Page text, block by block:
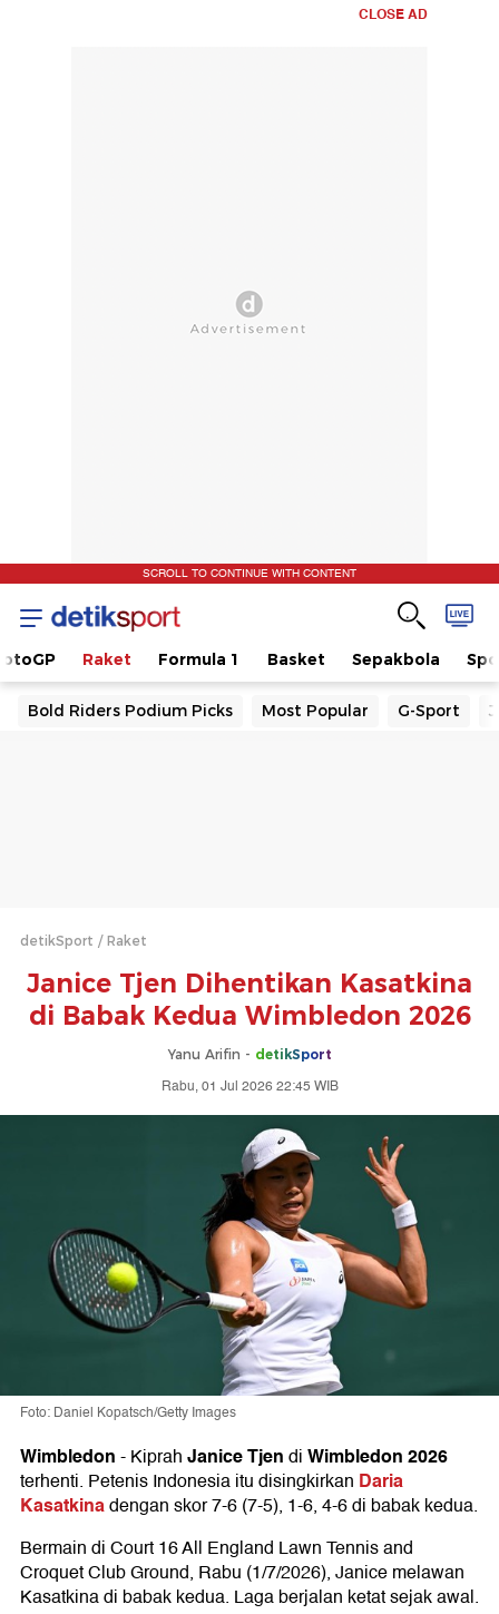
CLOSE AD
SCROLL TO CONTINUE WITH CONTENT
Raket Formula 1 Basket Sepakbola
Bold Riders Podium Picks Most Popular G-Sport
detikSport Raket
Janice Tjen Dihentikan Kasatkina
di Babak Kedua Wimbledon 2026
Yanu Arifin - detikSport
Rabu, 01 Jul 2026 22:45 WIB
Foto: Daniel Kopatsch/Getty Images
Wimbledon-KiprahJanice TjendiWimbledon 2026
terhenti. Petenis Indonesia itu disingkirkan Daria
Kasatkinadengan skor 7-6 (7-5), 1-6, 4-6 di babak kedua.
Bermain di Court 16 All England Lawn Tennis and
Croquet Club Ground, Rabu (1/7/2026), Janice melawan
Kasatkina di babak kedua. Laga berjalan ketat sejak awal.